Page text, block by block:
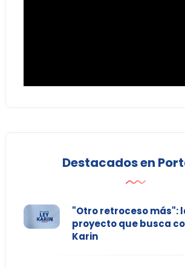
Destacados en
"Otro retroceso más":
proyecto que busca
Karin